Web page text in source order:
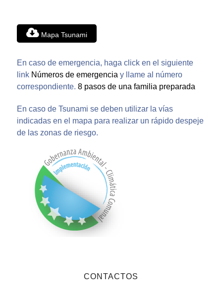
Mapa Tsunami
En caso de emergencia, haga click en el siguiente
link Números de emergencia y llame al número
correspondiente. 8 pasos de una familia preparada
En caso de Tsunami se deben utilizar la vías
indicadas en el mapa para realizar un rápido despeje
de las zonas de riesgo.
CONTACTOS